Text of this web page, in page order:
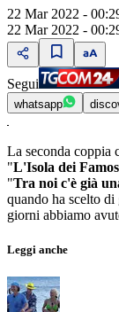
22 Mar 2022 -
22 Mar 2022 -
Segui
whatsapp
La seconda coppia
"L'Isola dei
"Tra noi c'è già
quando ha scelto
giorni abbiamo
Leggi anche